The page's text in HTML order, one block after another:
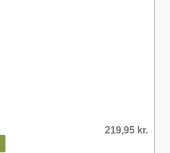
219,95 kr.